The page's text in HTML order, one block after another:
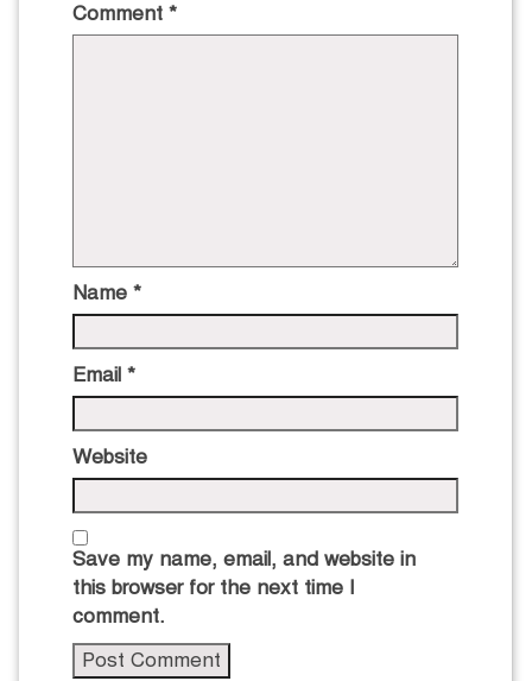
Comment *
Name *
Email *
Website
Save my name, email, and website in
this browser for the next time I
comment.